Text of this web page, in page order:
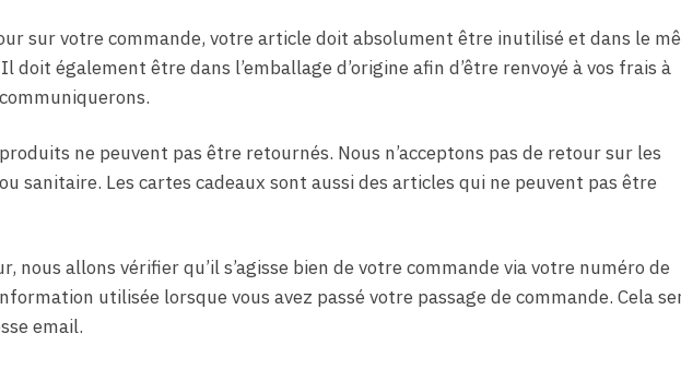
sur votre commande, votre article doit absolument être inutilisé et dans le
doit également être dans l’emballage d’origine afin d’être renvoyé à vos frais à
ne peuvent pas être retournés. Nous n’acceptons pas de retour sur les
sanitaire. Les cartes cadeaux sont aussi des articles qui ne peuvent pas être
nous allons vérifier qu’il s’agisse bien de votre commande via votre numéro de
utilisée lorsque vous avez passé votre passage de commande. Cela
email.